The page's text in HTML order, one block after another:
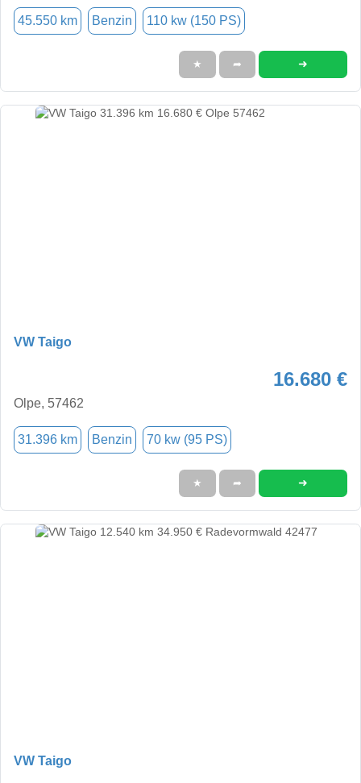
45.550 km Benzin 110 kw (150 PS)
★ ➦ ➜
VW Taigo
16.680 €
Olpe, 57462
31.396 km Benzin 70 kw (95 PS)
★ ➦ ➜
VW Taigo